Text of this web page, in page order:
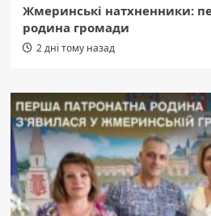
Жмеринські натхненники:
родина громади
2 дні тому назад